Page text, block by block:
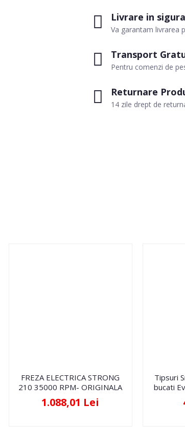
Livrare in
Va garantam livrarea
Transport
Pentru comenzi de
Returnare
14 zile drept de
FREZA ELECTRICA STRONG
210 35000 RPM- ORIGINALA
1.088,01 Lei
Tipsuri
bucati